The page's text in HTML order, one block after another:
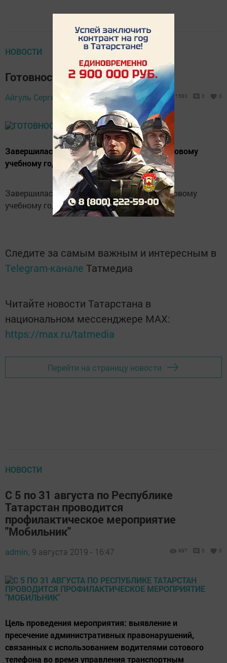
НОВОСТИ
Готовность школы №3 – 100%
Айгуль Сергеева, 9 августа 2019 - 16:52 1583 0 0
Завершилась приемка Нурлатских школ к новому
учебному году.
Завершилась приемка Нурлатских школ к новому
учебному году.
Следите за самым важным и интересным в
Telegram-канале Татмедиа
Читайте новости Татарстана в
национальном мессенджере MАХ:
https://max.ru/tatmedia
Перейти на страницу новости
НОВОСТИ
С 5 по 31 августа по Республике
Татарстан проводится
профилактическое мероприятие
"Мобильник"
admin, 9 августа 2019 - 16:47 997 0 0
Цель проведения мероприятия: выявление и
пресечение административных правонарушений,
связанных с использованием водителями сотового
телефона во время управления транспортным